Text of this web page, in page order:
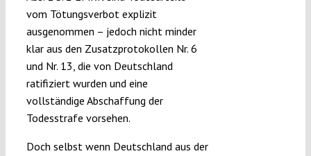
vom Tötungsverbot explizit
ausgenommen – jedoch nicht minder
klar aus den Zusatzprotokollen Nr. 6
und Nr. 13, die von Deutschland
ratifiziert wurden und eine
vollständige Abschaffung der
Todesstrafe vorsehen.
Doch selbst wenn Deutschland aus der